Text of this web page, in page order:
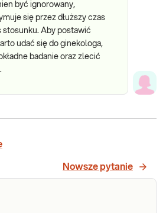
być ignorowany,
się przez dłuższy czas
stosunku. Aby postawić
udać się do ginekologa,
badanie oraz zlecić
Nowsze pytanie